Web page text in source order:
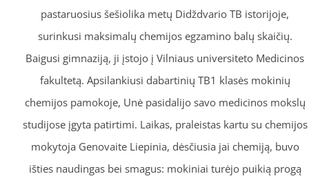
pastaruosius šešiolika metų Didždvario TB istorijoje,
surinkusi maksimalų chemijos egzamino balų skaičių.
Baigusi gimnaziją, ji įstojo į Vilniaus universiteto Medicinos
fakultetą. Apsilankiusi dabartinių TB1 klasės mokinių
chemijos pamokoje, Unė pasidalijo savo medicinos mokslų
studijose įgyta patirtimi. Laikas, praleistas kartu su chemijos
mokytoja Genovaite Liepinia, dėsčiusia jai chemiją, buvo
išties naudingas bei smagus: mokiniai turėjo puikią progą